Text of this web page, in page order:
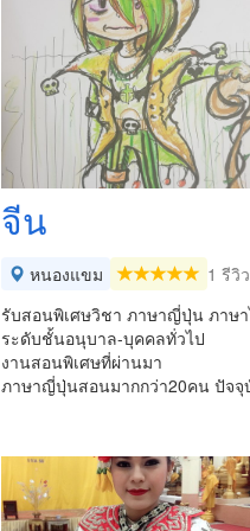
จีน
หนองแขม
1 รีวิว
รับสอนพิเศษวิชา ภาษาญี่ปุ่น ภาษ
ระดับชั้นอนุบาล-บุคคลทั่วไป
งานสอนพิเศษที่ผ่านมา
ภาษาญี่ปุ่นสอนมากกว่า20คน ปัจ